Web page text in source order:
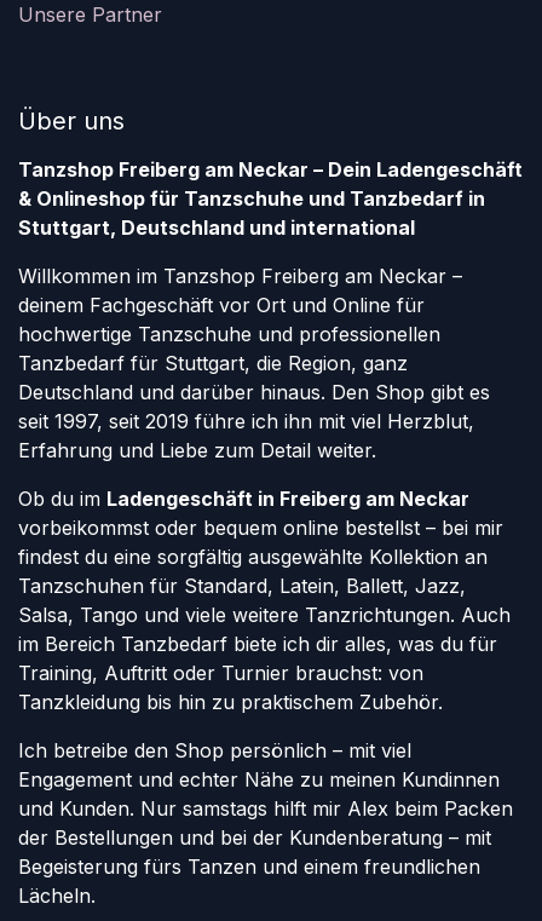
Unsere Partner
Über uns
Tanzshop Freiberg am Neckar – Dein Ladengeschäft
& Onlineshop für Tanzschuhe und Tanzbedarf in
Stuttgart, Deutschland und international
Willkommen im Tanzshop Freiberg am Neckar –
deinem Fachgeschäft vor Ort und Online für
hochwertige Tanzschuhe und professionellen
Tanzbedarf für Stuttgart, die Region, ganz
Deutschland und darüber hinaus. Den Shop gibt es
seit 1997, seit 2019 führe ich ihn mit viel Herzblut,
Erfahrung und Liebe zum Detail weiter.
Ob du im Ladengeschäft in Freiberg am Neckar
vorbeikommst oder bequem online bestellst – bei mir
findest du eine sorgfältig ausgewählte Kollektion an
Tanzschuhen für Standard, Latein, Ballett, Jazz,
Salsa, Tango und viele weitere Tanzrichtungen. Auch
im Bereich Tanzbedarf biete ich dir alles, was du für
Training, Auftritt oder Turnier brauchst: von
Tanzkleidung bis hin zu praktischem Zubehör.
Ich betreibe den Shop persönlich – mit viel
Engagement und echter Nähe zu meinen Kundinnen
und Kunden. Nur samstags hilft mir Alex beim Packen
der Bestellungen und bei der Kundenberatung – mit
Begeisterung fürs Tanzen und einem freundlichen
Lächeln.